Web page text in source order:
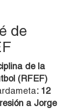
de
de la
(RFEF)
: 12
a Jorge